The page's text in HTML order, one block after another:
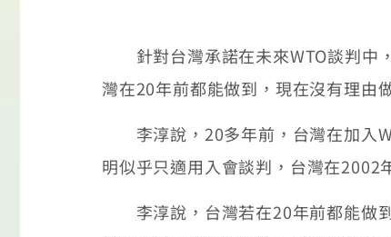
針對台灣承諾在未來WTO談判中，
灣在20年前都能做到，現在沒有理由
李淳說，20多年前，台灣在加入
明似乎只適用入會談判，台灣在2002
李淳說，台灣若在20年前都能做到